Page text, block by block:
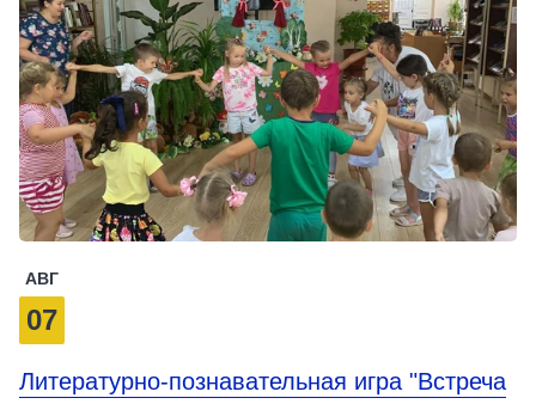
АВГ
07
Литературно-познавательная игра "Встреча